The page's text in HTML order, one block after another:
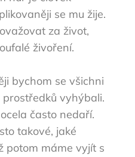
se mu žije.
za život,
živoření.
bychom se všichni
vyhýbali.
často nedaří.
takové, jaké
potom máme vyjít s